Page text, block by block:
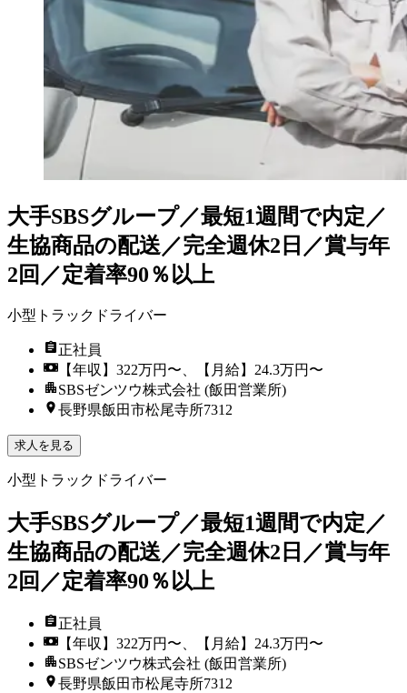
大手SBSグループ／最短1週間で内定／
生協商品の配送／完全週休2日／賞与年
2回／定着率90％以上
小型トラックドライバー
正社員
【年収】322万円〜、【月給】24.3万円〜
SBSゼンツウ株式会社 (飯田営業所)
長野県飯田市松尾寺所7312
求人を見る
小型トラックドライバー
大手SBSグループ／最短1週間で内定／
生協商品の配送／完全週休2日／賞与年
2回／定着率90％以上
正社員
【年収】322万円〜、【月給】24.3万円〜
SBSゼンツウ株式会社 (飯田営業所)
長野県飯田市松尾寺所7312